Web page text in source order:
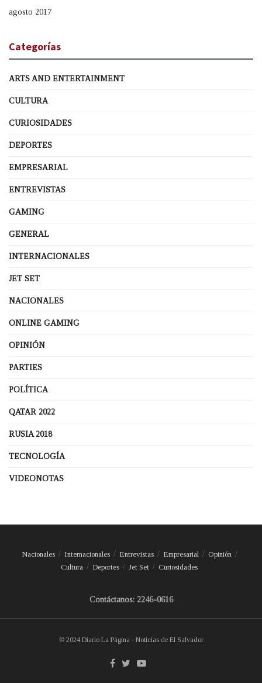
agosto 2017
Categorías
ARTS AND ENTERTAINMENT
CULTURA
CURIOSIDADES
DEPORTES
EMPRESARIAL
ENTREVISTAS
GAMING
GENERAL
INTERNACIONALES
JET SET
NACIONALES
ONLINE GAMING
OPINIÓN
PARTIES
POLÍTICA
QATAR 2022
RUSIA 2018
TECNOLOGÍA
VIDEONOTAS
Nacionales Internacionales Entrevistas Empresarial
Opinión
Cultura
Deportes Jet Set Curiosidades
Contáctanos: 2246-0616
© 2024 Diario La Página - Noticias de El Salvador